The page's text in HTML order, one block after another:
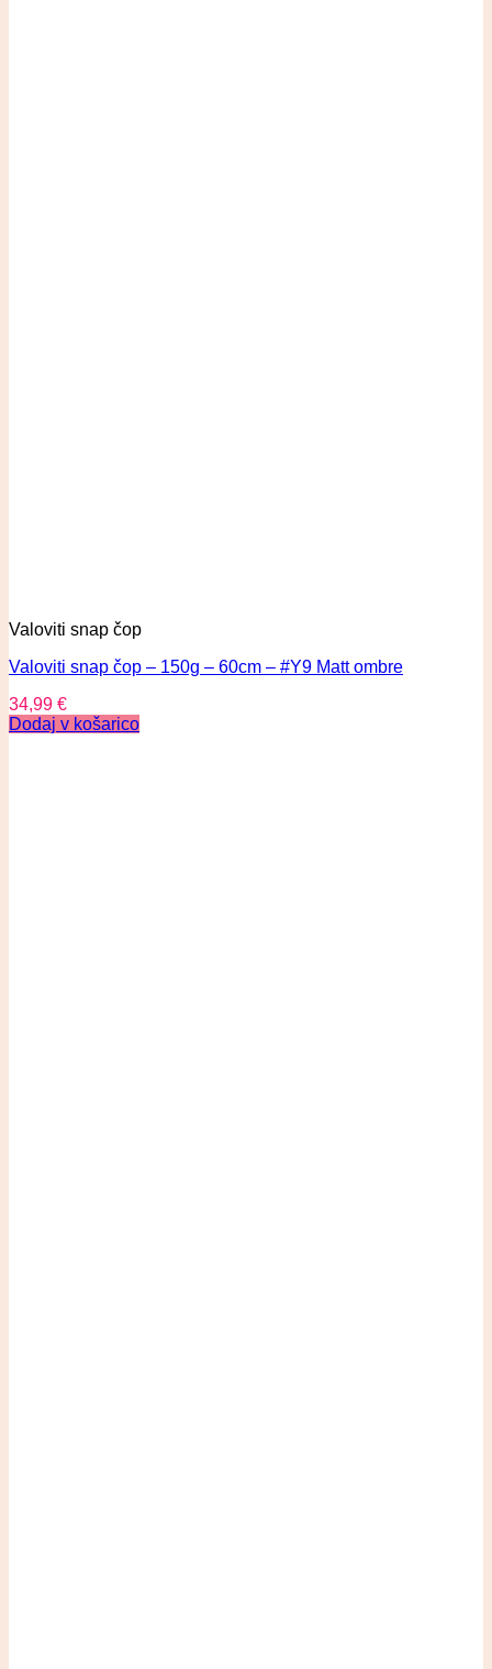
Valoviti snap čop
Valoviti snap čop – 150g – 60cm – #Y9 Matt ombre
34,99 €
Dodaj v košarico